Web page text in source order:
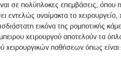
σε πολύπλοκες επεμβάσεις, όπου
εντελώς αναίμακτα το χειρουργείο,
εικόνα της ρομποτικής
χειρουργού αποτελούν τα
χειρουργικών παθήσεων όπως είναι: